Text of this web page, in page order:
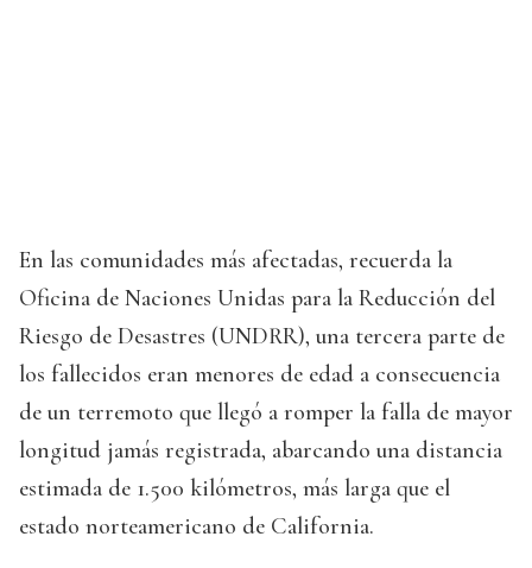
En las comunidades más afectadas, recuerda la
Oficina de Naciones Unidas para la Reducción del
Riesgo de Desastres (UNDRR), una tercera parte de
los fallecidos eran menores de edad a consecuencia
de un terremoto que llegó a romper la falla de mayor
longitud jamás registrada, abarcando una distancia
estimada de 1.500 kilómetros, más larga que el
estado norteamericano de California.